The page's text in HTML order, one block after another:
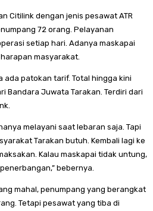
Citilink dengan jenis pesawat ATR
72 orang. Pelayanan
setiap hari. Adanya maskapai
masyarakat.
ada patokan tarif. Total hingga kini
Bandara Juwata Tarakan. Terdiri dari
melayani saat lebaran saja. Tapi
Tarakan butuh. Kembali lagi ke
Kalau maskapai tidak untung,
bebernya.
mahal, penumpang yang berangkat
Tetapi pesawat yang tiba di